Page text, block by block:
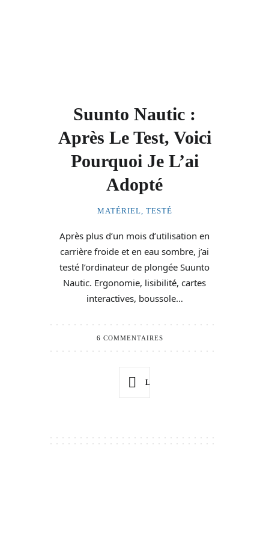
Suunto Nautic :
Après Le Test, Voici
Pourquoi Je L’ai
Adopté
MATÉRIEL TESTÉ
Après plus d’un mois d’utilisation en
carrière froide et en eau sombre, j’ai
testé l’ordinateur de plongée Suunto
Nautic. Ergonomie, lisibilité, cartes
interactives, boussole…
6 COMMENTAIRES
LIRE PLUS